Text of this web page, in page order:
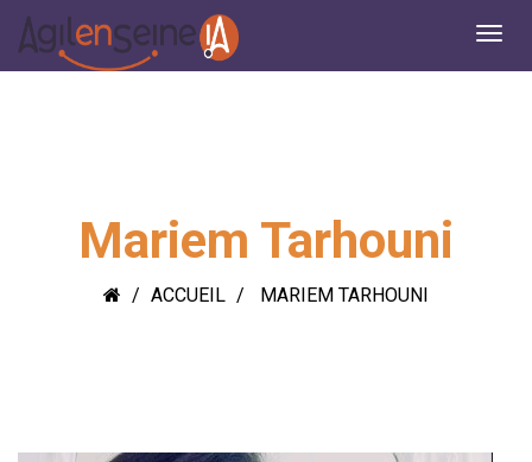
Mariem Tarhouni
ACCUEIL MARIEM TARHOUNI